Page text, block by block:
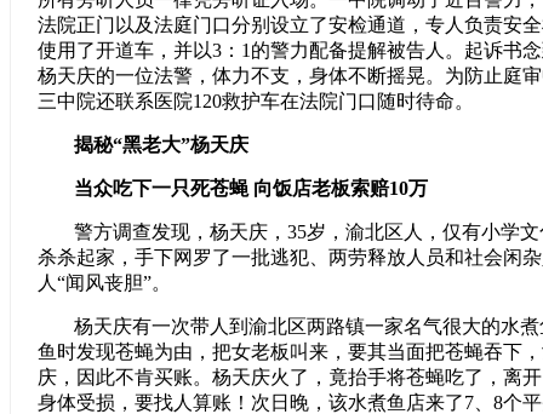
法院正门以及法庭门口分别设立了安检通道，专人负责安
使用了开道车，并以3：1的警力配备提解被告人。起诉书
杨天庆的一位法警，体力不支，身体不断摇晃。为防止庭
三中院还联系医院120救护车在法院门口随时待命。
揭秘“黑老大”杨天庆
当众吃下一只死苍蝇 向饭店老板索赔10万
警方调查发现，杨天庆，35岁，渝北区人，仅有小学
杀杀起家，手下网罗了一批逃犯、两劳释放人员和社会闲
人“闻风丧胆”。
杨天庆有一次带人到渝北区两路镇一家名气很大的水
鱼时发现苍蝇为由，把女老板叫来，要其当面把苍蝇吞下
庆，因此不肯买账。杨天庆火了，竟抬手将苍蝇吃了，离
身体受损，要找人算账！次日晚，该水煮鱼店来了7、8个